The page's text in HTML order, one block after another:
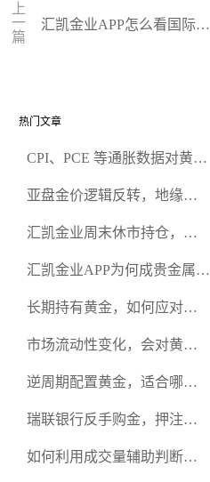
上
一
篇
汇凯金业APP怎么看国际黄
热门文章
CPI、PCE 等通胀数据对黄金
亚盘金价逻辑反转，地缘升
汇凯金业周末休市持仓，会
汇凯金业APP为何成贵金属交
长期持有黄金，如何应对中
市场流动性变化，会对黄金
逆周期配置黄金，适合哪类
瑞联银行反手购金，押注黄
如何利用成交量辅助判断黄